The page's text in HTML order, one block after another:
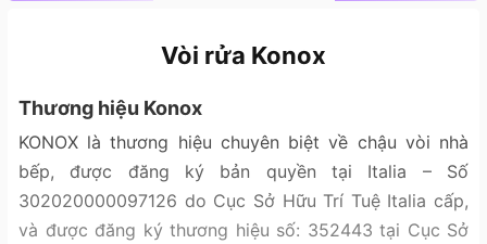
Vòi rửa Konox
Thương hiệu Konox
KONOX là thương hiệu chuyên biệt về chậu vòi nhà
bếp, được đăng ký bản quyền tại Italia – Số
302020000097126 do Cục Sở Hữu Trí Tuệ Italia cấp,
và được đăng ký thương hiệu số: 352443 tại Cục Sở